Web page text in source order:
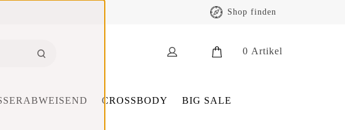
Shop finden
0 Artikel
CROSSBODY BIG SALE